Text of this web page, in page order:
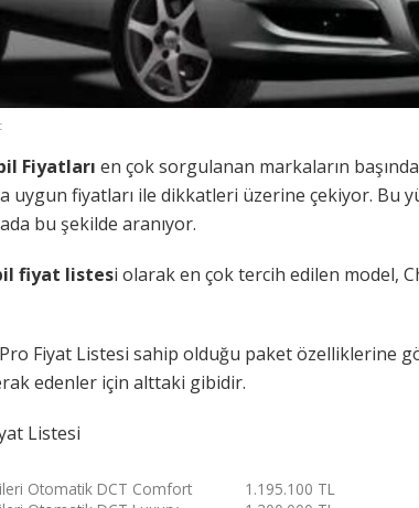
Fiyatları en çok sorgulanan markaların
uygun fiyatları ile dikkatleri üzerine çekiyor. Bu
bu şekilde aranıyor.
fiyat listesi olarak en çok tercih edilen model,
Fiyat Listesi sahip olduğu paket özelliklerine
edenler için alttaki gibidir.
Listesi
ileri Otomatik DCT Comfort 1.195.100 TL